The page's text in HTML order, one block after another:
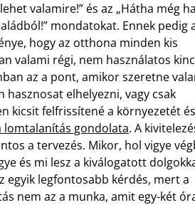
valamire!” és az „Hátha még
mondatokat. Ennek pedig
hogy az otthona minden kis
valami régi, nem használatos
az a pont, amikor szeretne
hasznosat elhelyezni, vagy csak
kicsit felfrissítené a környezetét
lomtalanítás gondolata. A
a tervezés. Mikor, hol vigye
és mi lesz a kiválogatott
egyik legfontosabb kérdés, mert a
nem az a munka, amit egy-két